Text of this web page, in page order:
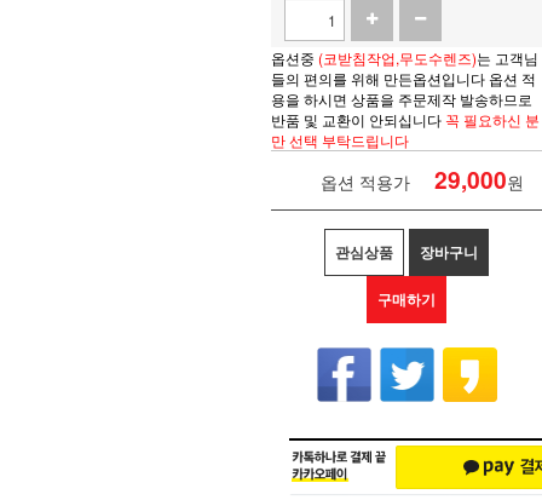
옵션중 (코받침작업,무도수렌즈)는 고객님
들의 편의를 위해 만든옵션입니다 옵션 적
용을 하시면 상품을 주문제작 발송하므로
반품 및 교환이 안되십니다 꼭 필요하신 분
만 선택 부탁드립니다
옵션 적용가 29,000원
관심상품 장바구니
구매하기